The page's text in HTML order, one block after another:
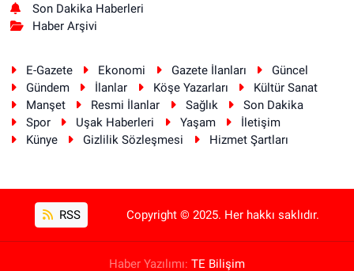
Son Dakika Haberleri
Haber Arşivi
E-Gazete Ekonomi Gazete İlanları
Güncel
Gündem
İlanlar Köşe Yazarları
Kültür Sanat
Manşet
Resmi İlanlar Sağlık
Son Dakika
Spor
Uşak Haberleri Yaşam
İletişim
Künye
Gizlilik Sözleşmesi Hizmet Şartları
RSS Copyright © 2025. Her hakkı saklıdır.
Haber Yazılımı: TE Bilişim